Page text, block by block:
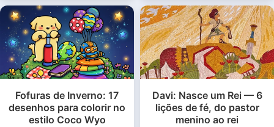
Fofuras de Inverno: 17
desenhos para colorir no
estilo Coco Wyo
Davi: Nasce um Rei — 6
lições de fé, do pastor
menino ao rei